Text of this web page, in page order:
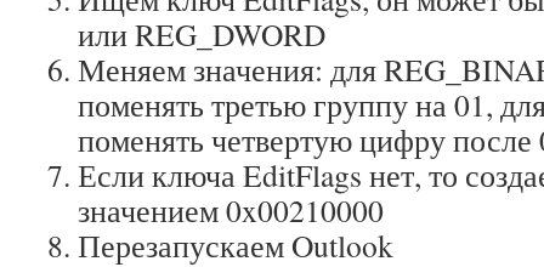
или REG_DWORD
Меняем значения: для
поменять третью группу на 01,
поменять четвертую цифру после
Если ключа EditFlags нет, то
значением 0x00210000
Перезапускаем Outlook